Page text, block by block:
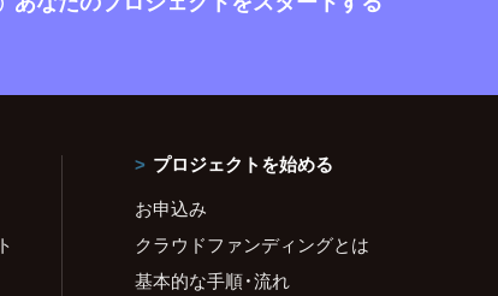
プロジェクトを始める
お申込み
クラウドファンディングとは
基本的な手順・流れ